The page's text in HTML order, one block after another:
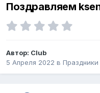
Поздравляем
Автор: Club
5 Апреля 2022 в